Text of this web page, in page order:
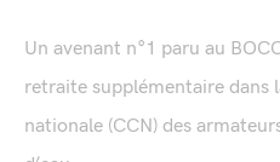
Un avenant n°1 paru au
retraite supplémentaire dans
nationale (CCN) des